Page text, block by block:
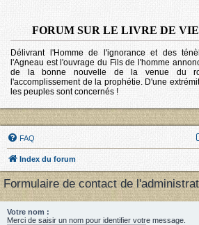
FORUM SUR LE LIVRE DE
Délivrant l'Homme de l'ignorance et des
l'Agneau est l'ouvrage du Fils de l'homme
de la bonne nouvelle de la venue du
l'accomplissement de la prophétie. D'une
les peuples sont concernés !
FAQ
Index du forum
Formulaire de contact de
Votre nom :
Merci de saisir un nom pour identifier votre message.